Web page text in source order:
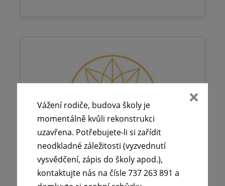
Vážení rodiče, budova školy je
momentálně kvůli rekonstrukci
uzavřena. Potřebujete-li si zařídit
neodkladné záležitosti (vyzvednutí
vysvědčení, zápis do školy apod.),
kontaktujte nás na čísle 737 263 891 a